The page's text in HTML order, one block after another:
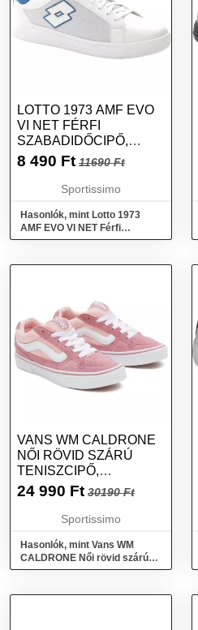
LOTTO 1973 AMF EVO
VI NET FÉRFI
SZABADIDŐCIPŐ,
FEHÉR, MÉRET 43.5
8 490 Ft 11690 Ft
Sportissimo
Hasonlók, mint Lotto 1973
AMF EVO VI NET Férfi
szabadidőcipő, fehér, méret
VANS WM CALDRONE
NŐI RÖVID SZÁRÚ
TENISZCIPŐ,
RÓZSASZÍN, MÉRET
24 990 Ft 30190 Ft
Sportissimo
Hasonlók, mint Vans WM
CALDRONE Női rövid szárú
teniszcipő, rózsaszín, méret